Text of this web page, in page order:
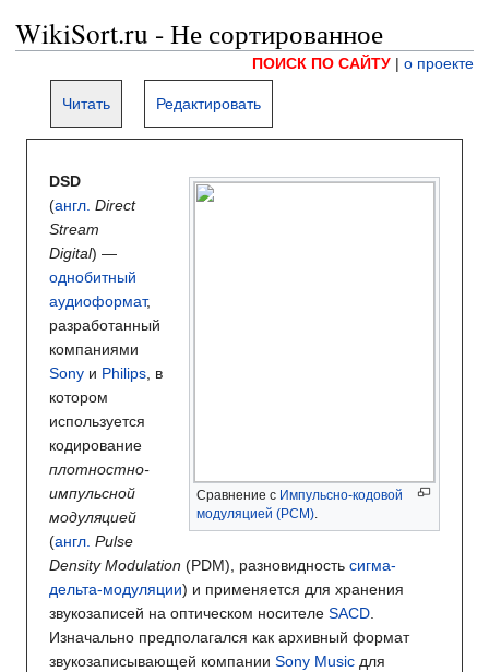
WikiSort.ru - Не сортированное
ПОИСК ПО САЙТУ | о проекте
Читать Редактировать
Сравнение с Импульсно-кодовой
модуляцией (PCM).
DSD
(англ. Direct
Stream
Digital) —
однобитный
аудиоформат,
разработанный
компаниями
Sony и Philips , в
котором
используется
кодирование
плотностно-
импульсной
модуляцией
(англ. Pulse
Density Modulation (PDM), разновидность сигма-
дельта-модуляции) и применяется для хранения
звукозаписей на оптическом носителе SACD
Изначально предполагался как архивный формат
звукозаписывающей компании Sony Music для